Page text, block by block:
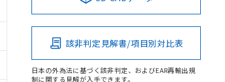
該非判定見解書/項目別対比表
日本の外為法に基づく該非判定、およびEAR再輸出規
制に関する見解が入手できます。